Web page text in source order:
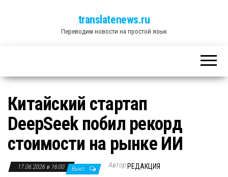
translatenews.ru
Переводим новости на простой язык
Китайский стартап
DeepSeek побил рекорд
стоимости на рынке ИИ
17.06.2026 в 16:00 Выкл. Автор РЕДАКЦИЯ